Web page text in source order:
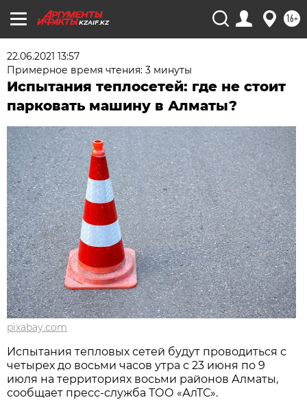
KZAIF.KZ 16+
22.06.2021 13:57
Примерное время чтения: 3 минуты
Испытания теплосетей: где не стоит
парковать машину в Алматы?
pixabay.com
Испытания тепловых сетей будут проводиться с
четырех до восьми часов утра с 23 июня по 9
июля на территориях восьми районов Алматы,
сообщает пресс-служба ТОО «АлТС».